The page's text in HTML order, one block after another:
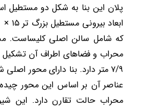
پلان این بنا به شکل دو مستطیل
که شامل سالن اصلی کلیساست.
۷/۹ متر دارد. بنا دارای محور
عناصر آن بر اساس این محور
محراب حالت تقارن دارد. این